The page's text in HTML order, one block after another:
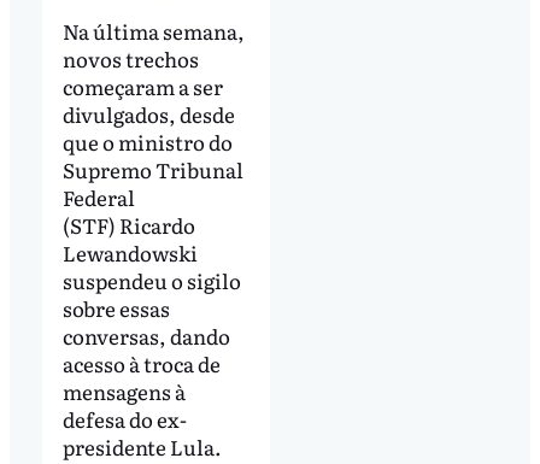
Na última semana,
novos trechos
começaram a ser
divulgados, desde
que o ministro do
Supremo Tribunal
Federal
(STF) Ricardo
Lewandowski
suspendeu o sigilo
sobre essas
conversas, dando
acesso à troca de
mensagens à
defesa do ex-
presidente Lula.